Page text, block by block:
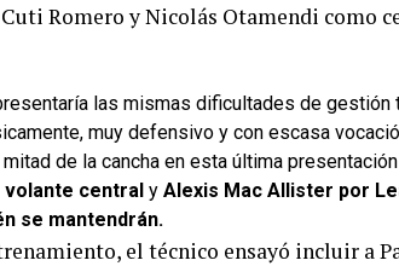
Romero y Nicolás Otamendi como
las mismas dificultades de gestión
muy defensivo y con escasa
de la cancha en esta última
volante central y Alexis Mac Allister por
se mantendrán.
el técnico ensayó incluir a